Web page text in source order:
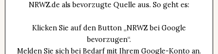
NRWZ.de als bevorzugte Quelle aus. So geht es:
Klicken Sie auf den Button „NRWZ bei Google
bevorzugen“.
Melden Sie sich bei Bedarf mit Ihrem Google-Konto an.